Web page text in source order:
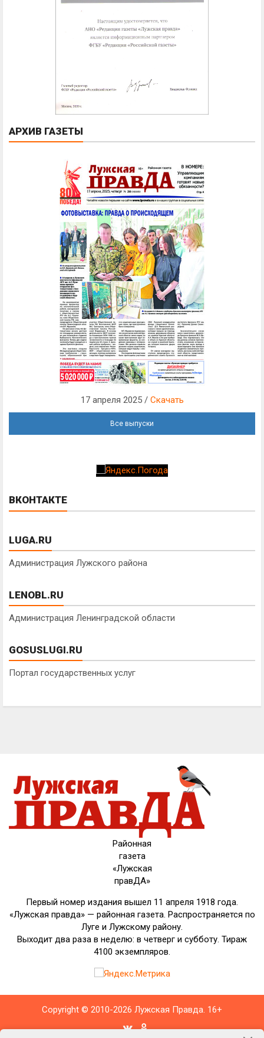
АРХИВ ГАЗЕТЫ
17 апреля 2025 / Скачать
Все выпуски
ВКОНТАКТЕ
LUGA.RU
Администрация Лужского района
LENOBL.RU
Администрация Ленинградской области
GOSUSLUGI.RU
Портал государственных услуг
Районная
газета
«Лужская
правДА»
Первый номер издания вышел 11 апреля 1918 года.
«Лужская правда» — районная газета. Распространяется по
Луге и Лужскому району.
Выходит два раза в неделю: в четверг и субботу. Тираж
4100 экземпляров.
Copyright © 2010-2026 Лужская Правда. 16+